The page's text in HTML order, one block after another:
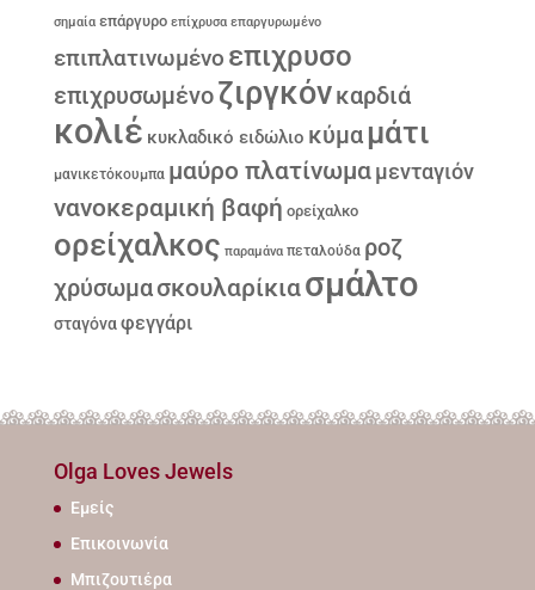
σημαία επάργυρο επίχρυσα επαργυρωμένο
επιπλατινωμένο επιχρυσο
επιχρυσωμένοζιργκόνκαρδιά
κολιέ κυκλαδικό ειδώλιο κύμα μάτι
μανικετόκουμπα μαύρο πλατίνωμα μενταγιόν
νανοκεραμική βαφή ορείχαλκο
ορείχαλκος παραμάνα πεταλούδα ροζ
χρύσωμασκουλαρίκιασμάλτο
σταγόνα φεγγάρι
Olga Loves Jewels
Εμείς
Επικοινωνία
Μπιζουτιέρα